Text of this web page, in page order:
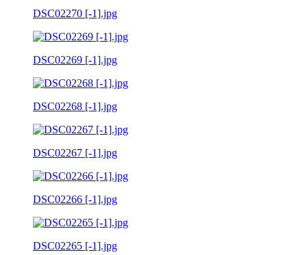
DSC02270 [-1].jpg
DSC02269 [-1].jpg
DSC02268 [-1].jpg
DSC02267 [-1].jpg
DSC02266 [-1].jpg
DSC02265 [-1].jpg